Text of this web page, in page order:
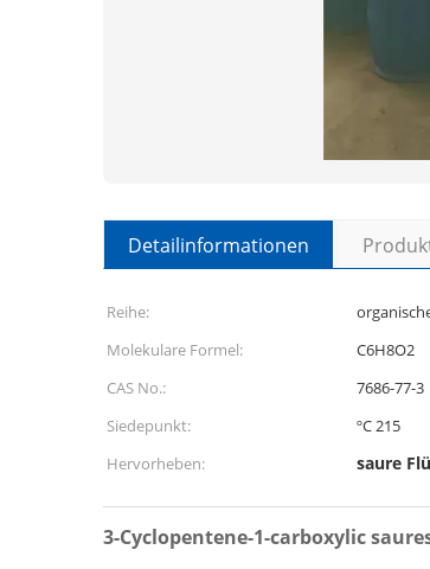
Detailinformationen
Reihe:
Molekulare Formel:
C6H8O2
CAS No.:
7686-77-3
Siedepunkt:
ºC 215
Hervorheben:
saure
3-Cyclopentene-1-carboxylic